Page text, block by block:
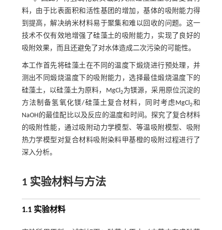
料，由于比表面积和活性基团的增加，基体的吸附能力得
到提高，解决纳米材料易于聚集和难以回收的问题。这一
技术不仅有效地增强了硅藻土的吸附能力，实现了良好的
吸附效果，而且还避免了对水体造成二次污染的可能性。
本工作首先将硅藻土在不同的温度下煅烧进行预处理，并
测出不同煅烧温度下的吸附能力，选择最佳煅烧温度下的
硅藻土，以硅藻土为原料，MgCl 2为镁源，采用原位沉淀的
方法制备氢氧化镁/硅藻土复合材料，同时考虑MgCl2和
NaOH的最佳配比以及反应的温度和时间。探究了复合材料
的吸附性能，通过吸附动力学模型、等温吸附模型、吸附
热力学模型对复合材料吸附染料甲基橙的吸附过程进行了
深入分析。
1 实验材料与方法
1.1 实验材料